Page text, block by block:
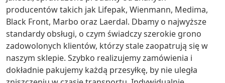
producentów takich jak Lifepak, Wienmann, Medima,
Black Front, Marbo oraz Laerdal. Dbamy o najwyższe
standardy obsługi, o czym świadczy szerokie grono
zadowolonych klientów, którzy stale zaopatrują się w
naszym sklepie. Szybko realizujemy zamówienia i
dokładnie pakujemy każdą przesyłkę, by nie uległa